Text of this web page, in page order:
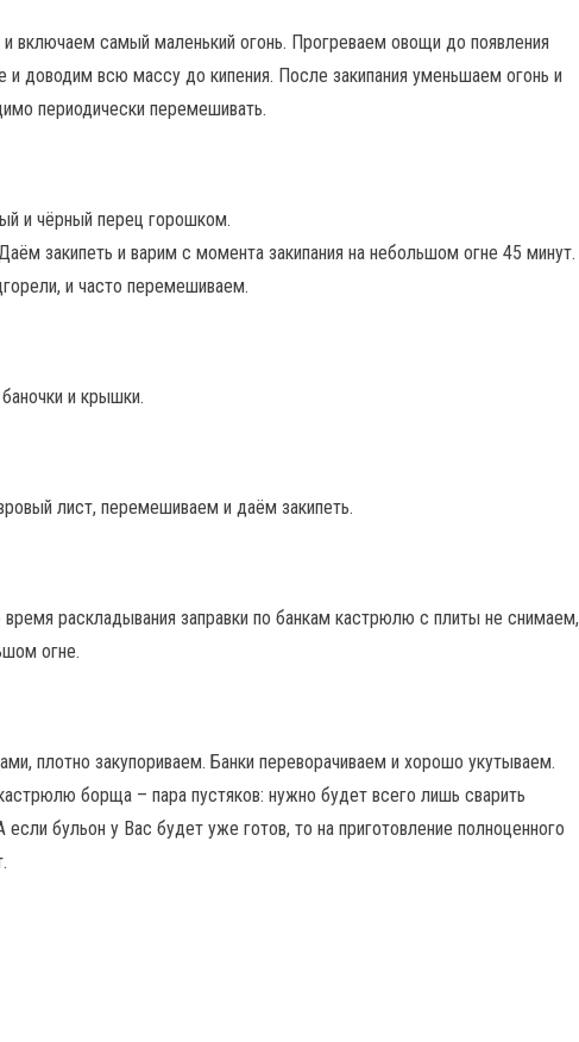
включаем самый маленький огонь. Прогреваем овощи до появления
и доводим всю массу до кипения. После закипания уменьшаем огонь и
периодически перемешивать.
и чёрный перец горошком.
закипеть и варим с момента закипания на небольшом огне 45 минут.
и часто перемешиваем.
и крышки.
лист, перемешиваем и даём закипеть.
раскладывания заправки по банкам кастрюлю с плиты не снимаем,
огне.
плотно закупориваем. Банки переворачиваем и хорошо укутываем.
борща – пара пустяков: нужно будет всего лишь сварить
если бульон у Вас будет уже готов, то на приготовление полноценного